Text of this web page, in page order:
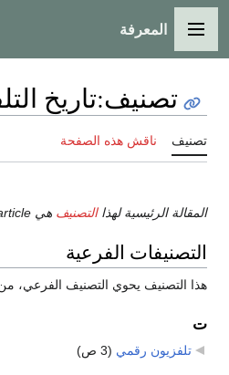
القائمة الرئيسية
المعرفة
تصنيف:تاريخ
تصنيف ناقش هذه الصفحة
المقالة الرئيسية لهذاالتصنيف هي article.
التصنيفات الفرعية
هذا التصنيف يحوي التصنيف الفرعي، من
ت
تلفزيون رقمي (3 ص)